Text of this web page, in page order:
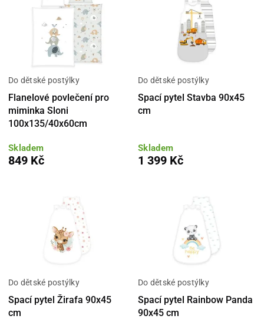
Do dětské postýlky
Flanelové povlečení pro
miminka Sloni
100x135/40x60cm
Skladem
849 Kč
Do dětské postýlky
Spací pytel Stavba 90x45
cm
Skladem
1 399 Kč
Do dětské postýlky
Spací pytel Žirafa 90x45
cm
Do dětské postýlky
Spací pytel Rainbow Panda
90x45 cm